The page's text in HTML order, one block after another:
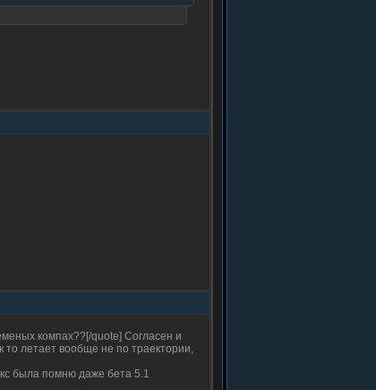
компах??[/quote] Согласен и
то летает вообще не по траектории,
была помню даже бета 5.1